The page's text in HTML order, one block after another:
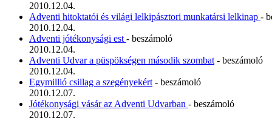
2010.12.04.
Adventi hitoktatói és világi lelkipásztori munkatársi lelkinap -
2010.12.04.
Adventi jótékonysági est - beszámoló
2010.12.04.
Adventi Udvar a püspökségen második szombat - beszámoló
2010.12.04.
Egymillió csillag a szegényekért - beszámoló
2010.12.07.
Jótékonysági vásár az Adventi Udvarban - beszámoló
2010.12.07.